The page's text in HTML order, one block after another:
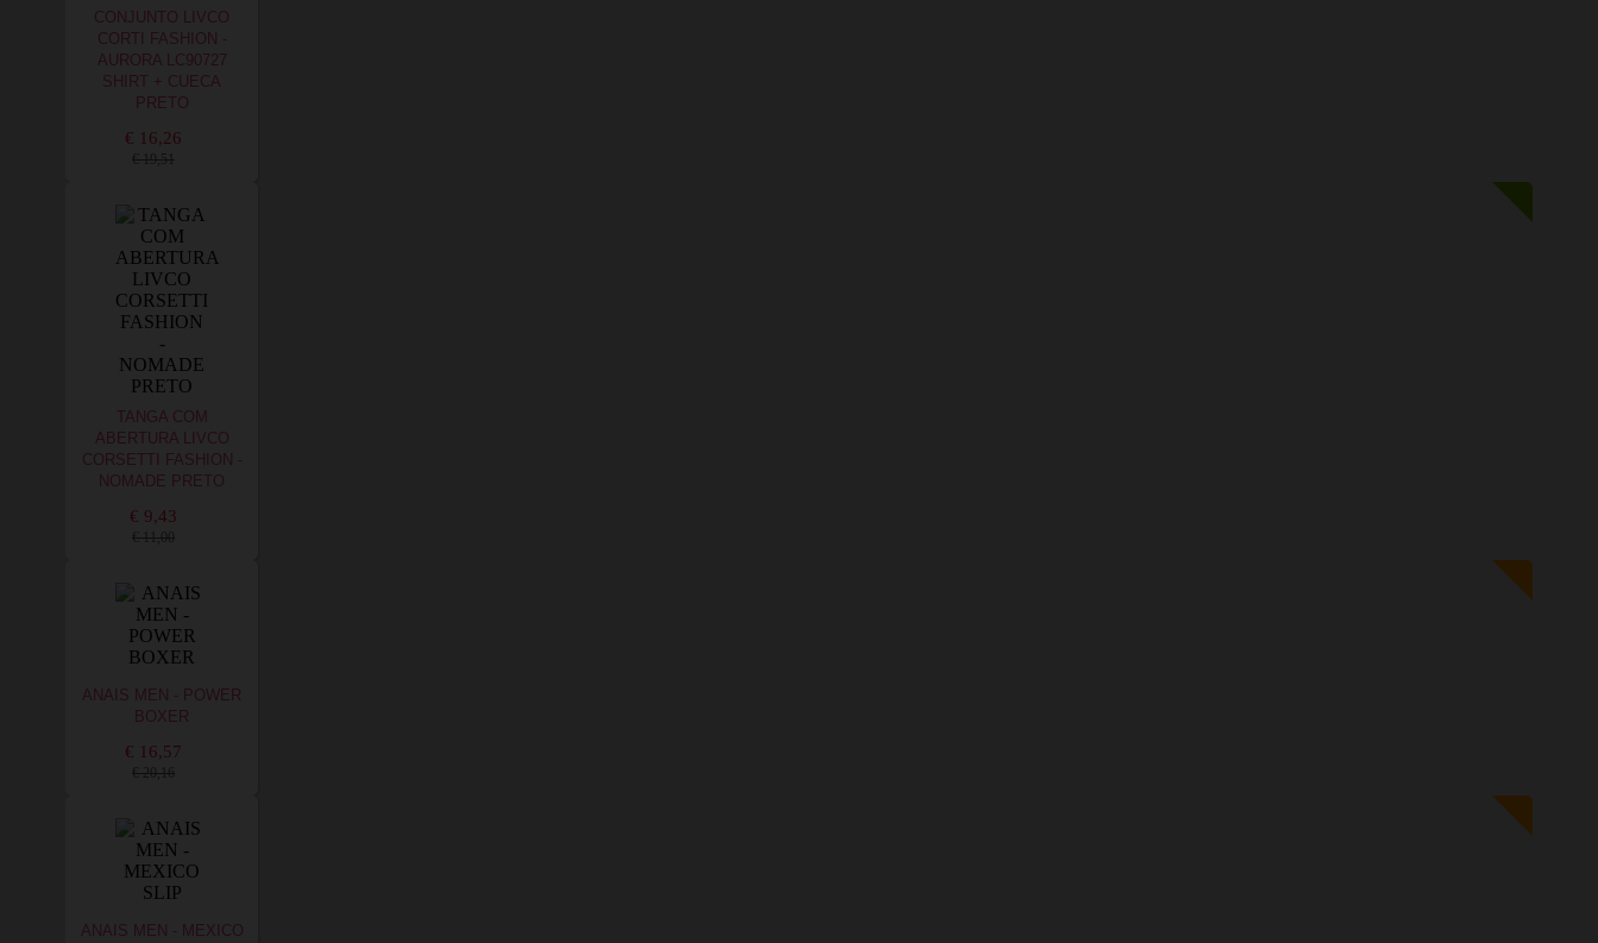
CONJUNTO LIVCO
CORTI FASHION -
AURORA LC90727
SHIRT + CUECA
PRETO
€ 16,26
€ 19,51
TANGA COM
ABERTURA LIVCO
CORSETTI FASHION -
NOMADE PRETO
€ 9,43
€ 11,00
ANAIS MEN - POWER
BOXER
€ 16,57
€ 20,16
ANAIS MEN - MEXICO